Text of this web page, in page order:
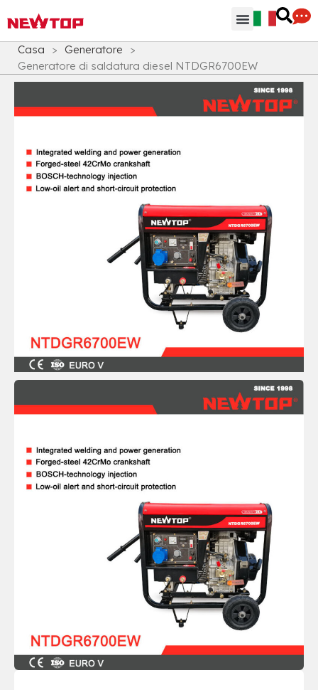
Casa > Generatore
>
Generatore di saldatura diesel NTDGR6700EW